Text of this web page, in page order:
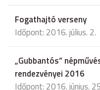
Fogathajtó verseny
Időpont: 2016. július. 2.
„Gubbantós”
rendezvényei 2016
Időpont: 2016. június.